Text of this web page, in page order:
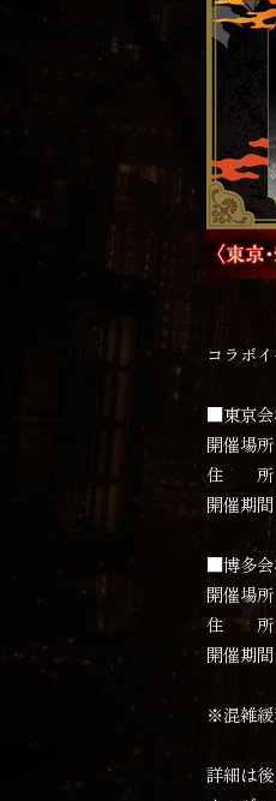
コラボ
■東京
開催場
住 所：
開催期
■博多
開催場
住 所：
開催期
※混雑緩
詳細は後